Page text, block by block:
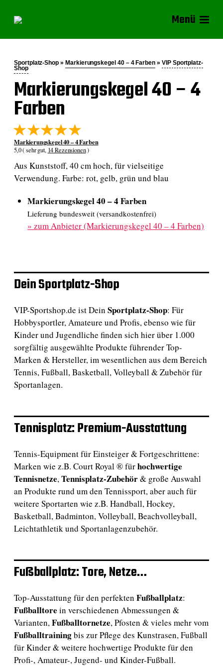
Menü
Sportplatz-Shop » Markierungskegel 40 – 4 Farben » VIP Sportplatz-
Shop
Markierungskegel 40 – 4
Farben
Markierungskegel 40 – 4 Farben
5,0 ( sehr gut, 14 Rezensionen)
Aus Kunststoff, 40 cm hoch, für vielseitige
Verwendung. Farbe: rot, gelb, grün und blau
Markierungskegel 40 – 4 Farben
Lieferung bundesweit (versandkostenfrei)
»zum Anbieter (Markierungskegel 40 – 4 Farben)
Dein Sportplatz-Shop
VIP-Sportshop.de ist Dein Sportplatz-Shop: Für
Hobbysportler, Amateure und Profis, ebenso wie für
Kinder und Jugendliche finden sich hier über 1.000
sorgfältig ausgewählte Produkte führender Top-
Marken & Hersteller, im wesentlichen aus dem Bereich
Tennis, Fußball, Basketball, Volleyball & Zubehör für
Sportanlagen.
Tennisplatz: Premium-Ausstattung
Tennis-Equipment für Einsteiger & Fortgeschrittene:
Marken wie z.B. Court Royal ® fürhochwertige
Tennisnetze,Tennisplatz-Zubehör& große Auswahl
an Produkte rund um den Tennissport, aber auch für
weitere Sportarten wie z.B. Handball, Hockey,
Basketball, Badminton, Volleyball, Beachvolleyball,
Leichtathletik und Sportanlagenzubehör.
Fußballplatz: Tore, Netze…
Top-Ausstattung für den perfekten Fußballplatz:
Fußballtore in verschiedenen Abmessungen &
Varianten,Fußballtornetze, Pfosten & vieles mehr vom
Fußballtrainingbis zur Pflege des Kunstrasen, Fußball
für Kinder & weitere hochwertige Produkte für den
Profi-, Amateur-, Jugend- und Kinder-Fußball.